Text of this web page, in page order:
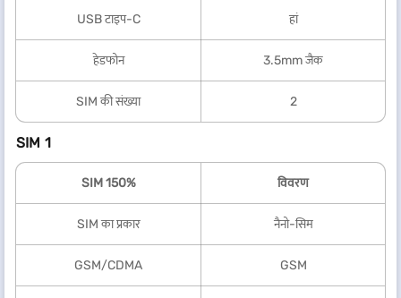
USB टाइप-C हां
हेडफोन 3.5mm जैक
SIM की संख्या 2
SIM 1
SIM 150% विवरण
SIM का प्रकार नैनो-सिम
GSM/CDMA GSM